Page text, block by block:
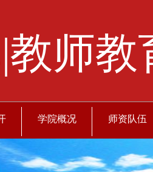
|教师教
学院概况 师资队伍